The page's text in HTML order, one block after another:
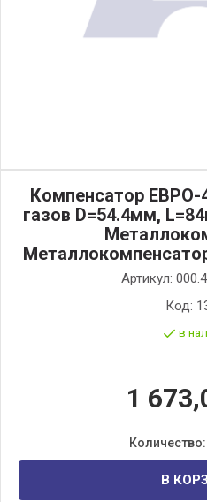
Компенсатор ЕВРО-
газов D=54.4мм,
Артикул:
Код:
в
1
В